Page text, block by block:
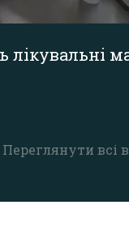
Переглянути всі
лікувальні